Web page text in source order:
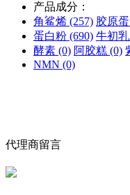
产品成分：
角鲨烯 (257) 胶原
蛋白粉 (690) 牛初乳
酵素 (0) 阿胶糕 (0)
NMN (0)
代理商留言